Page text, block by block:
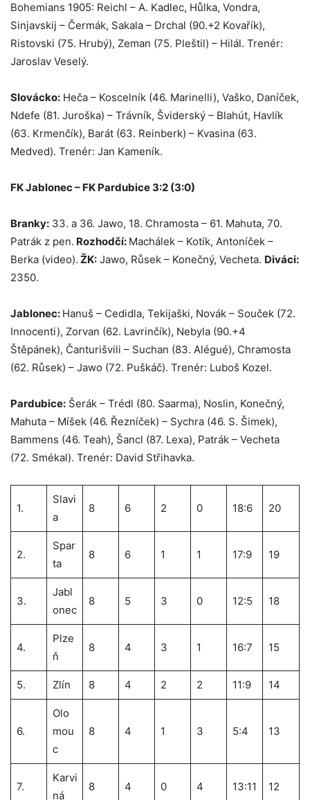
Bohemians 1905: Reichl – A. Kadlec, Hůlka, Vondra,
Sinjavskij – Čermák, Sakala – Drchal (90.+2 Kovařík),
Ristovski (75. Hrubý), Zeman (75. Pleštil) – Hilál. Trenér:
Jaroslav Veselý.
Slovácko: Heča – Koscelník (46. Marinelli), Vaško, Daníček,
Ndefe (81. Juroška) – Trávník, Šviderský – Blahút, Havlík
(63. Krmenčík), Barát (63. Reinberk) – Kvasina (63.
Medved). Trenér: Jan Kameník.
FK Jablonec – FK Pardubice 3:2 (3:0)
Branky: 33. a 36. Jawo, 18. Chramosta – 61. Mahuta, 70.
Patrák z pen. Rozhodčí: Machálek – Kotík, Antoníček –
Berka (video). ŽK: Jawo, Růsek – Konečný, Vecheta. Diváci:
2350.
Jablonec: Hanuš – Cedidla, Tekijaški, Novák – Souček (72.
Innocenti), Zorvan (62. Lavrinčík), Nebyla (90.+4
Štěpánek), Čanturišvili – Suchan (83. Alégué), Chramosta
(62. Růsek) – Jawo (72. Puškáč). Trenér: Luboš Kozel.
Pardubice: Šerák – Trédl (80. Saarma), Noslin, Konečný,
Mahuta – Míšek (46. Řezníček) – Sychra (46. S. Šimek),
Bammens (46. Teah), Šancl (87. Lexa), Patrák – Vecheta
(72. Smékal). Trenér: David Střihavka.
1.
Slavi
a
8 6 2 0 18:6 20
2.
Spar
ta
8 6 1 1 17:9 19
3.
Jabl
onec
8 5 3 0 12:5 18
4.
Plze
ň
8 4 3 1 16:7 15
5. Zlín 8 4 2 2 11:9 14
6.
Olo
mou
c
8 4 1 3 5:4 13
7.
Karvi
ná
8 4 0 4 13:11 12